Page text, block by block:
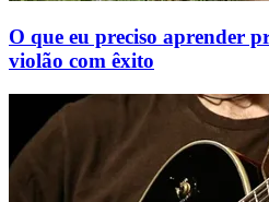
O que eu preciso aprender
violão com êxito